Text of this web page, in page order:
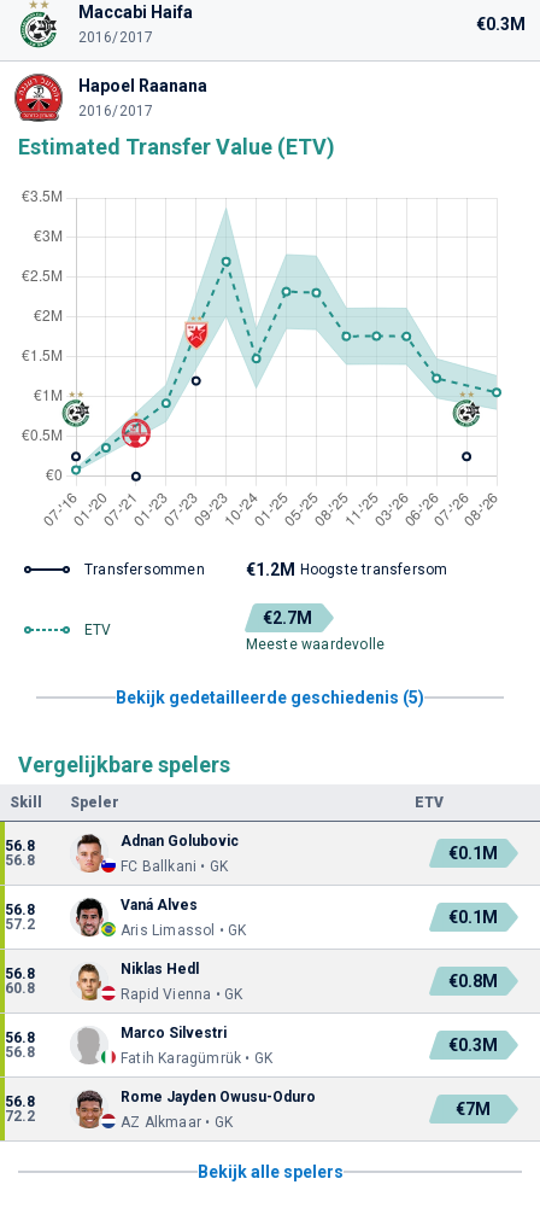
Maccabi Haifa
2016/2017
€0.3M
Hapoel Raanana
2016/2017
Estimated Transfer Value (ETV)
Transfersommen €1.2M Hoogste transfersom
ETV
€2.7M
Meeste waardevolle
Bekijk gedetailleerde geschiedenis (5)
Vergelijkbare spelers
Skill Speler ETV
56.8
56.8
Adnan Golubovic
FC Ballkani • GK
€0.1M
56.8
57.2
Vaná Alves
Aris Limassol • GK
€0.1M
56.8
60.8
Niklas Hedl
Rapid Vienna • GK
€0.8M
56.8
56.8
Marco Silvestri
Fatih Karagümrük • GK
€0.3M
56.8
72.2
Rome Jayden Owusu-Oduro
AZ Alkmaar • GK
€7M
Bekijk alle spelers